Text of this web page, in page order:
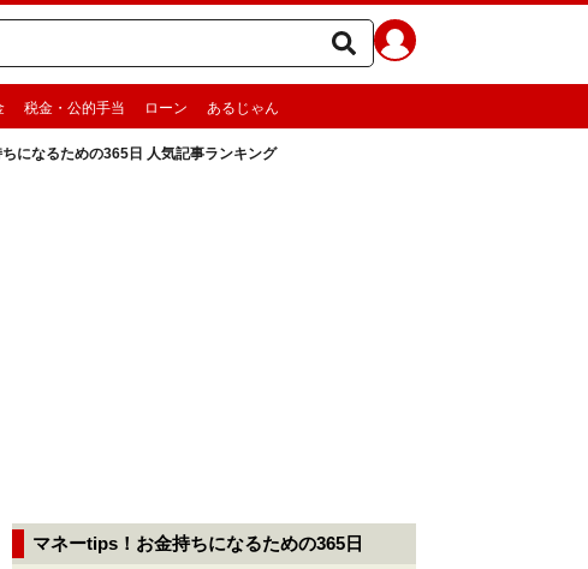
税金・公的手当 ローン あるじゃん
になるための365日 人気記事ランキング
マネーtips！お金持ちになるための365日